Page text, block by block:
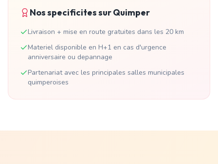
Nos specificites surQuimper
Livraison + mise en route gratuites dans les 20 km
Materiel disponible en H+1 en cas d'urgence
anniversaire ou depannage
Partenariat avec les principales salles municipales
quimperoises